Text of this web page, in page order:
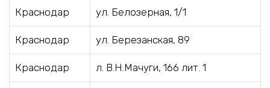
Краснодар ул. Белозерная, 1/1
Краснодар ул. Березанская, 89
Краснодар л. В.Н.Мачуги, 166 лит. 1